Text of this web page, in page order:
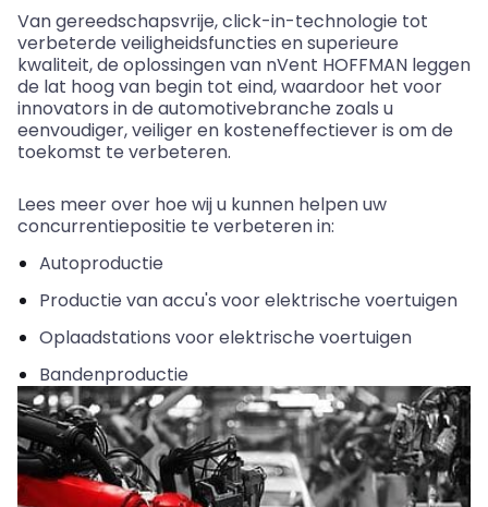
Van gereedschapsvrije, click-in-technologie tot
verbeterde veiligheidsfuncties en superieure
kwaliteit, de oplossingen van nVent HOFFMAN leggen
de lat hoog van begin tot eind, waardoor het voor
innovators in de automotivebranche zoals u
eenvoudiger, veiliger en kosteneffectieveris om de
toekomst te verbeteren.
Lees meer over hoe wij u kunnen helpen uw
concurrentiepositie te verbeteren in:
Autoproductie
Productie van accu's voor elektrische voertuigen
Oplaadstations voor elektrische voertuigen
Bandenproductie